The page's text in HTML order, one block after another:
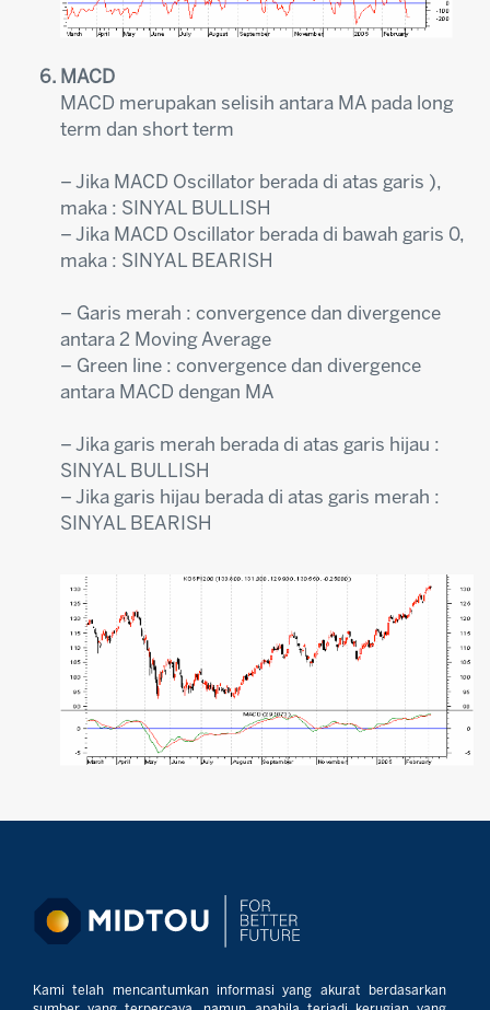
MACD
MACD merupakan selisih antara MA pada long
term dan short term
– Jika MACD Oscillator berada di atas garis ),
maka : SINYAL BULLISH
– Jika MACD Oscillator berada di bawah garis 0,
maka : SINYAL BEARISH
– Garis merah : convergence dan divergence
antara 2 Moving Average
– Green line : convergence dan divergence
antara MACD dengan MA
– Jika garis merah berada di atas garis hijau :
SINYAL BULLISH
– Jika garis hijau berada di atas garis merah :
SINYAL BEARISH
Kami telah mencantumkan informasi yang akurat berdasarkan